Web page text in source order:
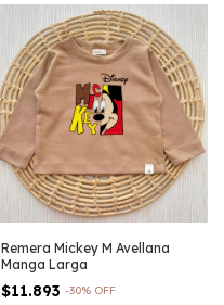
Remera Mickey M Avellana
Manga Larga
$11.893 -30% OFF